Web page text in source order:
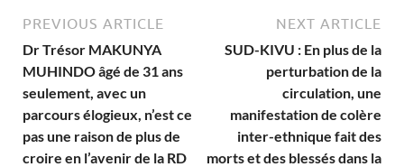
PREVIOUS ARTICLE
Dr Trésor MAKUNYA
MUHINDO âgé de 31 ans
seulement, avec un
parcours élogieux, n’est ce
pas une raison de plus de
croire en l’avenir de la RD
NEXT ARTICLE
SUD-KIVU : En plus de la
perturbation de la
circulation, une
manifestation de colère
inter-ethnique fait des
morts et des blessés dans la